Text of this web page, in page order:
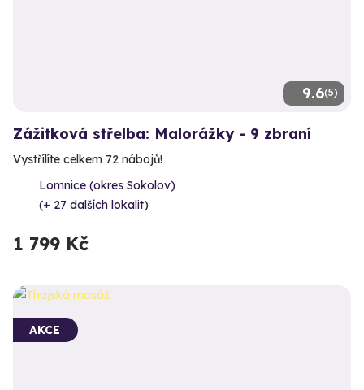
9.6(5)
Zážitková střelba: Malorážky - 9 zbraní
Vystřílíte celkem 72 nábojů!
Lomnice (okres Sokolov)
(+ 27 dalších lokalit)
1 799 Kč
AKCE